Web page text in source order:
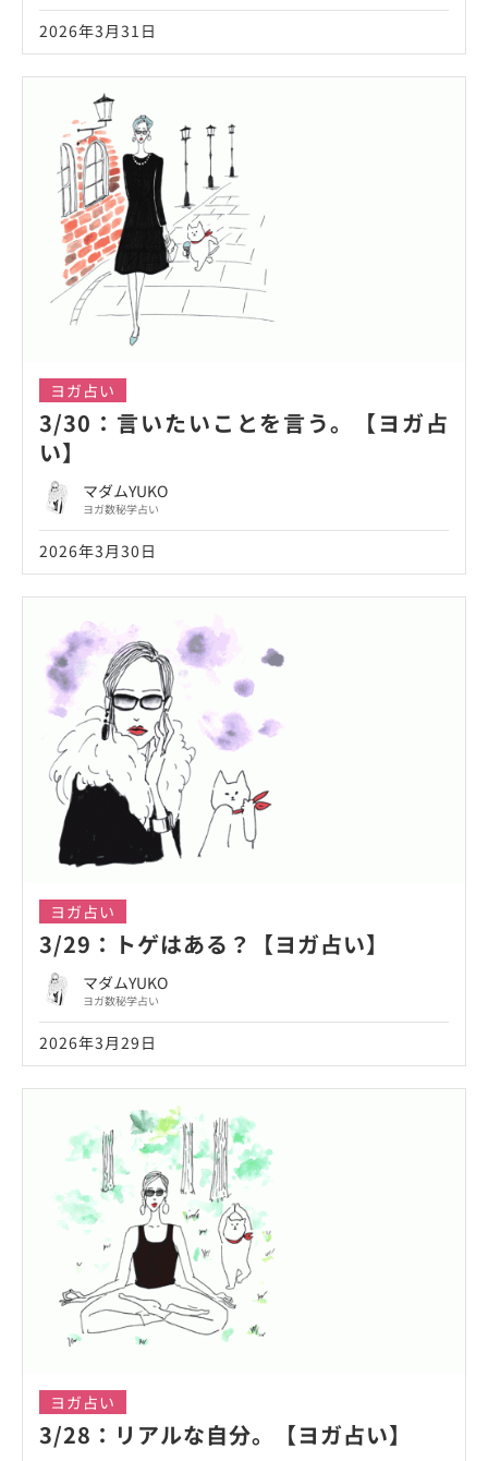
2026年3月31日
ヨガ占い
3/30：言いたいことを言う。【ヨガ占
い】
マダムYUKO
ヨガ数秘学占い
2026年3月30日
ヨガ占い
3/29：トゲはある？【ヨガ占い】
マダムYUKO
ヨガ数秘学占い
2026年3月29日
ヨガ占い
3/28：リアルな自分。【ヨガ占い】